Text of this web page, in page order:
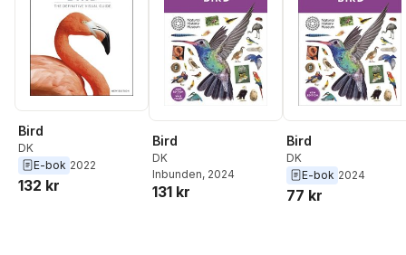
Bird
DK
E-bok 2022
132 kr
Bird
DK
Inbunden, 2024
131 kr
Bird
DK
E-bok 2024
77 kr